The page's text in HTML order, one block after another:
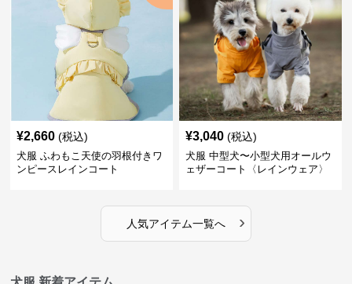
¥2,660 (税込)
犬服 ふわもこ天使の羽根付きワ
ンピースレインコート
¥3,040 (税込)
犬服 中型犬〜小型犬用オールウ
ェザーコート〈レインウェア〉
人気アイテム一覧へ ›